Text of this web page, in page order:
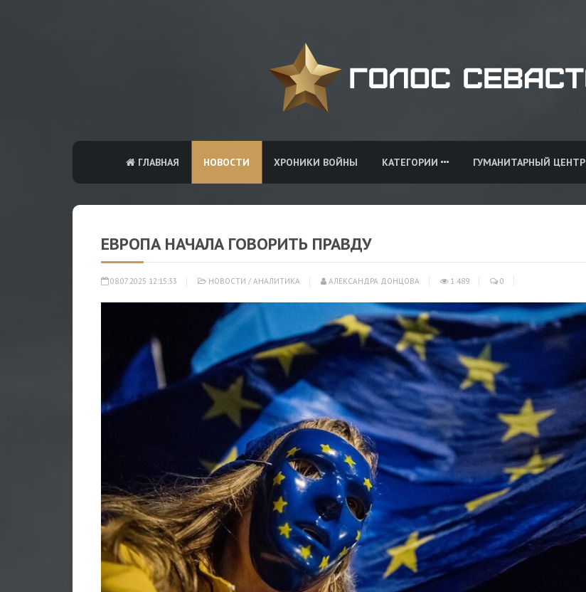
ГЛАВНАЯ НОВОСТИ ХРОНИКИ ВОЙНЫ КАТЕГОРИИ ГУМАНИТАРНЫЙ ЦЕНТР
ЕВРОПА НАЧАЛА ГОВОРИТЬ ПРАВДУ
08.07.2025 12:15:33 НОВОСТИ / АНАЛИТИКА АЛЕКСАНДРА ДОНЦОВА 1 489 0